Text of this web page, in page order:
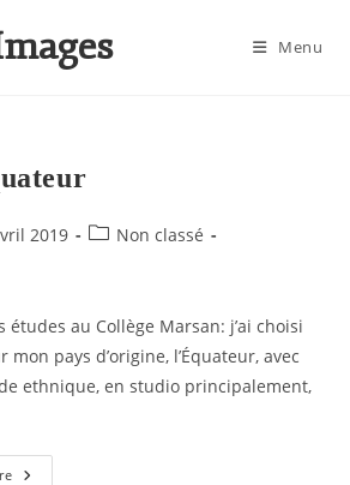
Menu
2019
Non classé
études au Collège Marsan: j’ai choisi
pays d’origine, l’Équateur, avec
ethnique, en studio principalement,